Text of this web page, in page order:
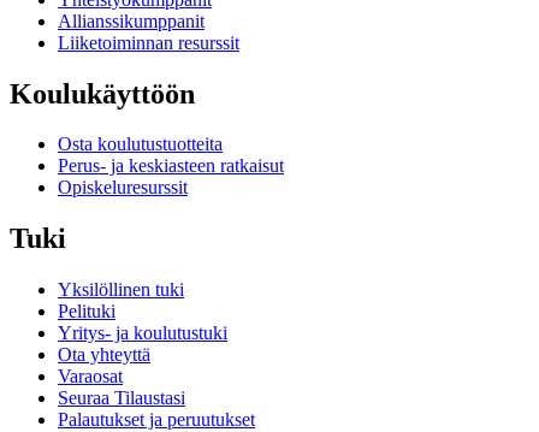
Allianssikumppanit
Liiketoiminnan resurssit
Koulukäyttöön
Osta koulutustuotteita
Perus- ja keskiasteen ratkaisut
Opiskeluresurssit
Tuki
Yksilöllinen tuki
Pelituki
Yritys- ja koulutustuki
Ota yhteyttä
Varaosat
Seuraa Tilaustasi
Palautukset ja peruutukset